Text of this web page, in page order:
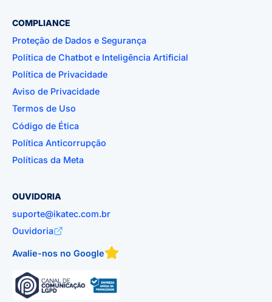
COMPLIANCE
Proteção de Dados e Segurança
Política de Chatbot e Inteligência Artificial
Política de Privacidade
Aviso de Privacidade
Termos de Uso
Código de Ética
Política Anticorrupção
Políticas da Meta
OUVIDORIA
suporte@ikatec.com.br
Ouvidoria
Avalie-nos no Google